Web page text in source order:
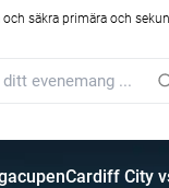
säkra primära och
Cardiff City